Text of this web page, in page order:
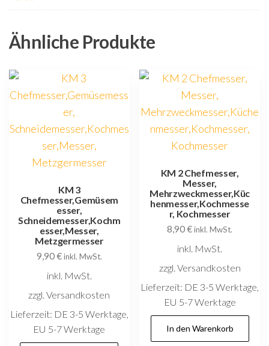
Ähnliche Produkte
KM 3
Chefmesser,Gemüsem
esser,
Schneidemesser,Kochm
esser,Messer,
Metzgermesser
9,90€inkl. MwSt.
inkl. MwSt.
zzgl. Versandkosten
Lieferzeit: DE 3-5 Werktage,
EU 5-7 Werktage
KM 2 Chefmesser,
Messer,
Mehrzweckmesser,Küc
henmesser,Kochmesse
r, Kochmesser
8,90€inkl. MwSt.
inkl. MwSt.
zzgl. Versandkosten
Lieferzeit: DE 3-5 Werktage,
EU 5-7 Werktage
In den Warenkorb